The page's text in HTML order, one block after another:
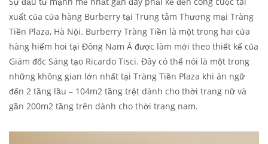
xuất của cửa hàng Burberry tại Trung tâm Thương mại Tràng
Tiền Plaza, Hà Nội. Burberry Tràng Tiền là một trong hai cửa
hàng hiếm hoi tại Đông Nam Á được làm mới theo thiết kế của
Giám đốc Sáng tạo Ricardo Tisci. Đây có thể nói là một trong
những không gian lớn nhất tại Tràng Tiền Plaza khi án ngữ
đến 2 tầng lầu – 104m2 tầng trệt dành cho thời trang nữ và
gần 200m2 tầng trên dành cho thời trang nam.